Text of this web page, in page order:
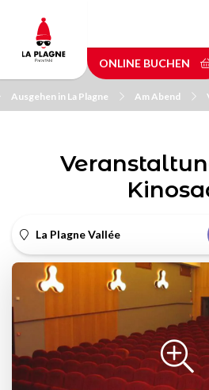
main
content
ONLINE BUCHEN
Ausgehen in La Plagne Am Abend
La Plagne Vallée